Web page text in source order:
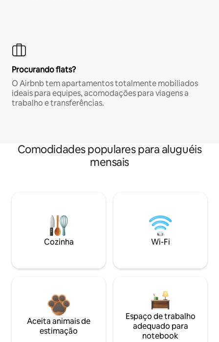
Procurando flats?
O Airbnb tem apartamentos totalmente mobiliados
ideais para equipes, acomodações para viagens a
trabalho e transferências.
Comodidades populares para aluguéis
mensais
Cozinha Wi-Fi
Aceita animais de
estimação
Espaço de trabalho
adequado para
notebook